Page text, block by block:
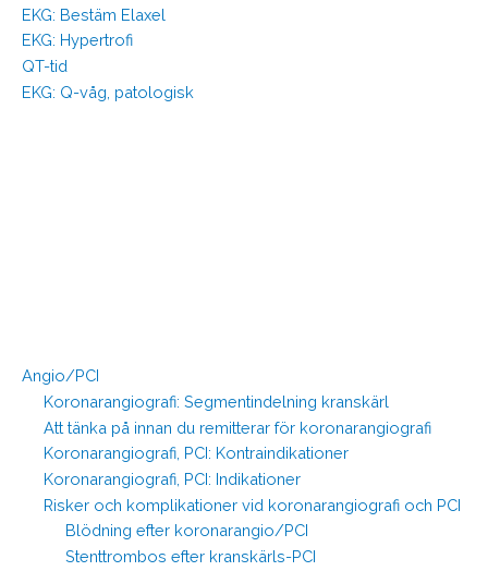
EKG: Bestäm Elaxel
EKG: Hypertrofi
QT-tid
EKG: Q-våg, patologisk
Angio/PCI
Koronarangiografi: Segmentindelning kranskärl
Att tänka på innan du remitterar för koronarangiografi
Koronarangiografi, PCI: Kontraindikationer
Koronarangiografi, PCI: Indikationer
Risker och komplikationer vid koronarangiografi och PCI
Blödning efter koronarangio/PCI
Stenttrombos efter kranskärls-PCI